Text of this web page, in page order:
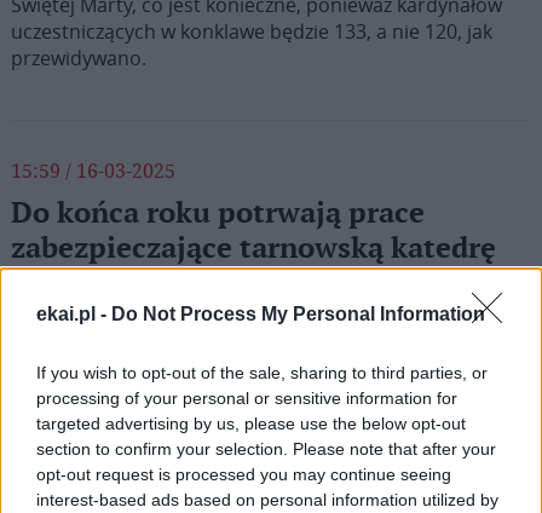
ekai.pl - Do Not Process My Personal Information
If you wish to opt-out of the sale, sharing to third parties, or
processing of your personal or sensitive information for
targeted advertising by us, please use the below opt-out
section to confirm your selection. Please note that after your
opt-out request is processed you may continue seeing
interest-based ads based on personal information utilized by
uczestniczących w konklawe będzie 133, a nie 120, jak
przewidywano.
15:59 / 16-03-2025
Do końca roku potrwają prace
zabezpieczające tarnowską katedrę
Osuszenie i zabezpieczenie przed zawilgoceniem murów
prace zostaną wykonane dzięki pieniądzom z Rządowego
Programu Odbudowy Zabytków. Te środki przyznane
zostały jeszcze za poprzedniego rządu. Dotacja wynosi
ok. 3,5 mln zł.